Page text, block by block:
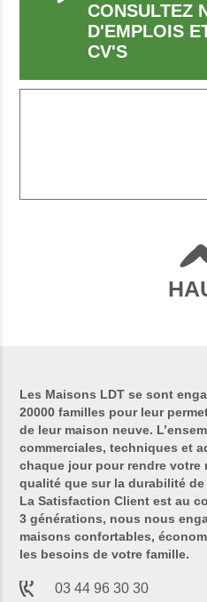
CONSULTEZ
D'EMPLOIS
CV'S
Les Maisons LDT se sont
20000 familles pour leur
de leur maison neuve.
commerciales, techniques et
chaque jour pour rendre votre
qualité que sur la durabilité
La Satisfaction Client est au
3 générations, nous nous
maisons confortables,
les besoins de votre famille.
03 44 96 30 30